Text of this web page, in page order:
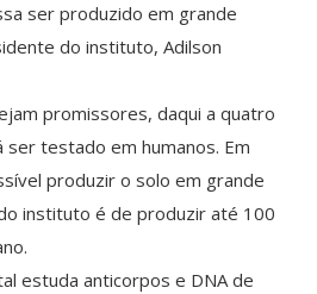
ser produzido em grande
do instituto, Adilson
promissores, daqui a quatro
testado em humanos. Em
produzir o solo em grande
instituto é de produzir até 100
estuda anticorpos e DNA de